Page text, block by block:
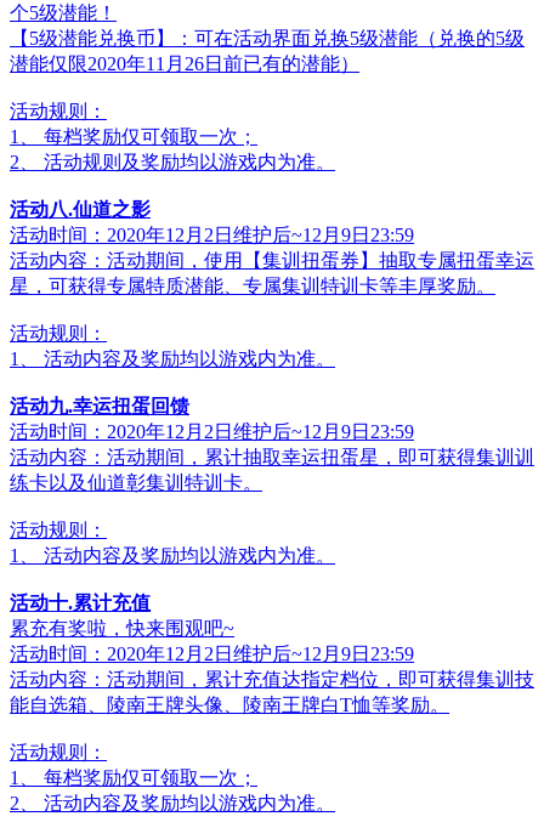
个5级潜能！
【5级潜能兑换币】：可在活动界面兑换5级潜能（兑换的5级
潜能仅限2020年11月26日前已有的潜能）
活动规则：
1、 每档奖励仅可领取一次；
2、 活动规则及奖励均以游戏内为准。
活动八.仙道之影
活动时间：2020年12月2日维护后~12月9日23:59
活动内容：活动期间，使用【集训扭蛋券】抽取专属扭蛋幸运
星，可获得专属特质潜能、专属集训特训卡等丰厚奖励。
活动规则：
1、 活动内容及奖励均以游戏内为准。
活动九.幸运扭蛋回馈
活动时间：2020年12月2日维护后~12月9日23:59
活动内容：活动期间，累计抽取幸运扭蛋星，即可获得集训训
练卡以及仙道彰集训特训卡。
活动规则：
1、 活动内容及奖励均以游戏内为准。
活动十.累计充值
累充有奖啦，快来围观吧~
活动时间：2020年12月2日维护后~12月9日23:59
活动内容：活动期间，累计充值达指定档位，即可获得集训技
能自选箱、陵南王牌头像、陵南王牌白T恤等奖励。
活动规则：
1、 每档奖励仅可领取一次；
2、 活动内容及奖励均以游戏内为准。